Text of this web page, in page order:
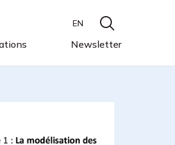
Newsletter
EN